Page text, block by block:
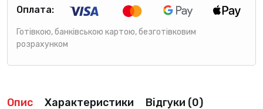
Оплата:
Готівкою, банківською картою, безготівковим
розрахунком
Опис Характеристики Відгуки (0)